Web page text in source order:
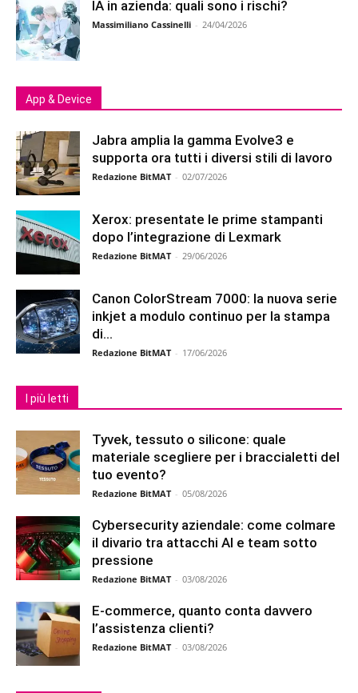
IA in azienda: quali sono i rischi?
Massimiliano Cassinelli - 24/04/2026
App & Device
Jabra amplia la gamma Evolve3 e
supporta ora tutti i diversi stili di lavoro
Redazione BitMAT - 02/07/2026
Xerox: presentate le prime stampanti
dopo l’integrazione di Lexmark
Redazione BitMAT - 29/06/2026
Canon ColorStream 7000: la nuova serie
inkjet a modulo continuo per la stampa
di...
Redazione BitMAT - 17/06/2026
I più letti
Tyvek, tessuto o silicone: quale
materiale scegliere per i braccialetti del
tuo evento?
Redazione BitMAT - 05/08/2026
Cybersecurity aziendale: come colmare
il divario tra attacchi AI e team sotto
pressione
Redazione BitMAT - 03/08/2026
E-commerce, quanto conta davvero
l’assistenza clienti?
Redazione BitMAT - 03/08/2026